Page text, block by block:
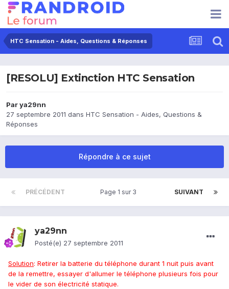
HTC Sensation - Aides, Questions & Réponses
[RESOLU] Extinction HTC Sensation
Parya29nn
27 septembre 2011 dans HTC Sensation - Aides, Questions &
Réponses
Répondre à ce sujet
PRÉCÉDENT SUIVANT
Page 1 sur 3
ya29nn
Posté(e) 27 septembre 2011
Solution: Retirer la batterie du téléphone durant 1 nuit puis avant
de la remettre, essayer d'allumer le téléphone plusieurs fois pour
le vider de son électricité statique.